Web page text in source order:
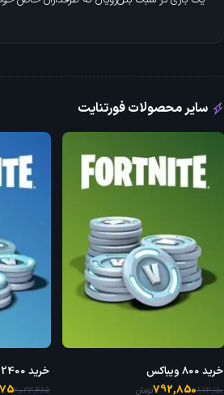
سایر محصولات فورتنایت
خرید 800 ویباکس
873,150
792,850تومان
خرید 2400 ویباکس
2,033,485